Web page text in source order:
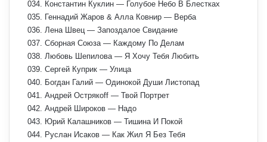
034. Константин Куклин — Голубое Небо В Блестках
035. Геннадий Жаров & Алла Ковнир — Верба
036. Лена Швец — Запоздалое Свидание
037. Сборная Союза — Каждому По Делам
038. Любовь Шепилова — Я Хочу Тебя Любить
039. Сергей Куприк — Улица
040. Богдан Галий — Одинокой Души Листопад
041. Андрей Острякоff — Твой Портрет
042. Андрей Широков — Надо
043. Юрий Калашников — Тишина И Покой
044. Руслан Исаков — Как Жил Я Без Тебя